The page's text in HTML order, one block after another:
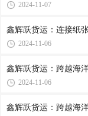
2024-11-07
鑫辉跃货运：连接纸
2024-11-06
鑫辉跃货运：跨越海
2024-11-06
鑫辉跃货运：跨越海